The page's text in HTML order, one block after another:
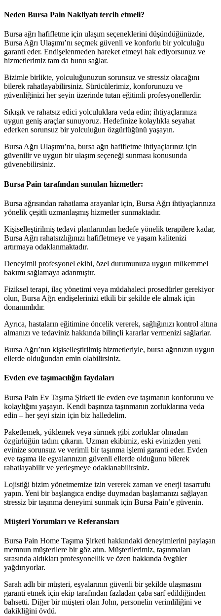
Neden Bursa Pain Nakliyatı tercih etmeli?
Bursa ağrı hafifletme için ulaşım seçeneklerini düşündüğünüzde,
Bursa Ağrı Ulaşımı’nı seçmek güvenli ve konforlu bir yolculuğu
garanti eder. Endişelenmeden hareket etmeyi hak ediyorsunuz ve
hizmetlerimiz tam da bunu sağlar.
Bizimle birlikte, yolculuğunuzun sorunsuz ve stressiz olacağını
bilerek rahatlayabilirsiniz. Sürücülerimiz, konforunuzu ve
güvenliğinizi her şeyin üzerinde tutan eğitimli profesyonellerdir.
Sıkışık ve rahatsız edici yolculuklara veda edin; ihtiyaçlarınıza
uygun geniş araçlar sunuyoruz. Hedefinize kolaylıkla seyahat
ederken sorunsuz bir yolculuğun özgürlüğünü yaşayın.
Bursa Ağrı Ulaşımı’na, bursa ağrı hafifletme ihtiyaçlarınız için
güvenilir ve uygun bir ulaşım seçeneği sunması konusunda
güvenebilirsiniz.
Bursa Pain tarafından sunulan hizmetler:
Bursa ağrısından rahatlama arayanlar için, Bursa Ağrı ihtiyaçlarınıza
yönelik çeşitli uzmanlaşmış hizmetler sunmaktadır.
Kişiselleştirilmiş tedavi planlarından hedefe yönelik terapilere kadar,
Bursa Ağrı rahatsızlığınızı hafifletmeye ve yaşam kalitenizi
artırmaya odaklanmaktadır.
Deneyimli profesyonel ekibi, özel durumunuza uygun mükemmel
bakımı sağlamaya adanmıştır.
Fiziksel terapi, ilaç yönetimi veya müdahaleci prosedürler gerekiyor
olun, Bursa Ağrı endişelerinizi etkili bir şekilde ele almak için
donanımlıdır.
Ayrıca, hastaların eğitimine öncelik vererek, sağlığınızı kontrol altına
almanızı ve tedaviniz hakkında bilinçli kararlar vermenizi sağlarlar.
Bursa Ağrı’nın kişiselleştirilmiş hizmetleriyle, bursa ağrınızın uygun
ellerde olduğundan emin olabilirsiniz.
Evden eve taşımacılığın faydaları
Bursa Pain Ev Taşıma Şirketi ile evden eve taşımanın konforunu ve
kolaylığını yaşayın. Kendi başınıza taşınmanın zorluklarına veda
edin – her şeyi sizin için biz halledelim.
Paketlemek, yüklemek veya sürmek gibi zorluklar olmadan
özgürlüğün tadını çıkarın. Uzman ekibimiz, eski evinizden yeni
evinize sorunsuz ve verimli bir taşınma işlemi garanti eder. Evden
eve taşıma ile eşyalarınızın güvenli ellerde olduğunu bilerek
rahatlayabilir ve yerleşmeye odaklanabilirsiniz.
Lojistiği bizim yönetmemize izin vererek zaman ve enerji tasarrufu
yapın. Yeni bir başlangıca endişe duymadan başlamanızı sağlayan
stressiz bir taşınma deneyimi sunmak için Bursa Pain’e güvenin.
Müşteri Yorumları ve Referansları
Bursa Pain Home Taşıma Şirketi hakkındaki deneyimlerini paylaşan
memnun müşterilere bir göz atın. Müşterilerimiz, taşınmaları
sırasında aldıkları profesyonellik ve özen hakkında övgüler
yağdırıyorlar.
Sarah adlı bir müşteri, eşyalarının güvenli bir şekilde ulaşmasını
garanti etmek için ekip tarafından fazladan çaba sarf edildiğinden
bahsetti. Diğer bir müşteri olan John, personelin verimliliğini ve
dakikliğini övdü.